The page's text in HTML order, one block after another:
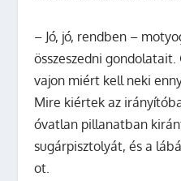
– Jó, jó, rendben –
összeszedni gondolatait.
vajon miért kell neki
Mire kiértek az
óvatlan pillanatban
sugárpisztolyát, és a
ot.